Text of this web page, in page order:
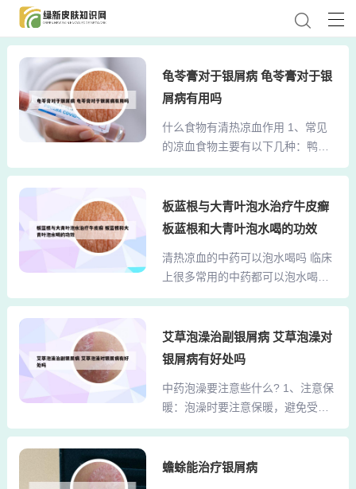
龟苓膏对于银屑病 龟苓膏对于银
屑病有用吗
什么食物有清热凉血作用 1、常见
的凉血食物主要有以下几种：鸭
肉：性凉，归肾经，对阴虚内热引
短黄等症状有调理作用。其营养成
分可调节体内阴阳平衡，缓解血热
冬瓜：性寒，具有清热利湿的功
效。2、除了水果，绿豆和柿饼也是
凉血的理想选择。绿豆具有清热解
里尤其适用。而柿饼则能清热润
肺、生津止渴，同样有助于缓解血
一种对凉血有益的食物。丝瓜具有
清热化痰、凉血解毒的作用，常食
可...
板蓝根与大青叶泡水治疗牛皮癣
板蓝根和大青叶泡水喝的功效
清热凉血的中药可以泡水喝吗 临床
上很多常用的中药都可以泡水喝，
除了金石类的药物或有毒的药物等
以泡水喝。其中清热凉血的中药，
比如生地、紫草、丹皮、玄参、板
地比较柔软，药物的有效成分能够
释放到水中，具有一定的治疗效
果。清热凉血的中药可以泡水喝。
的清热凉血中药： 生地、紫草、丹
艾草泡澡治副银屑病 艾草泡澡对
银屑病有好处吗
中药泡澡要注意些什么? 1、注意保
暖：泡澡时要注意保暖，避免受
寒、风吹，防止感冒。时间选择：
泡澡易导致虚弱晕倒，饱腹泡澡会
蟾蜍能治疗银屑病